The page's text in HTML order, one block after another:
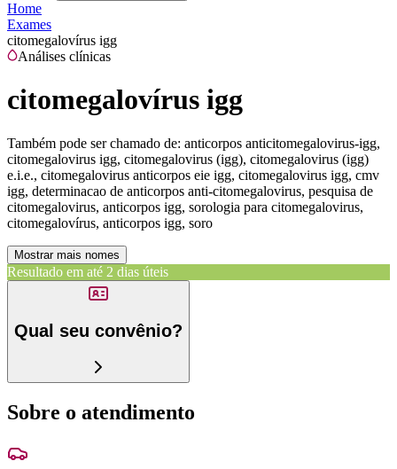
Home
Exames
citomegalovírus igg
Análises clínicas
citomegalovírus igg
Também pode ser chamado de: anticorpos anticitomegalovirus-igg,
citomegalovirus igg, citomegalovirus (igg), citomegalovirus (igg)
e.i.e., citomegalovirus anticorpos eie igg, citomegalovirus igg, cmv
igg, determinacao de anticorpos anti-citomegalovirus, pesquisa de
citomegalovirus, anticorpos igg, sorologia para citomegalovirus,
citomegalovírus, anticorpos igg, soro
Mostrar mais nomes
Resultado em até 2 dias úteis
Qual seu convênio?
Sobre o atendimento